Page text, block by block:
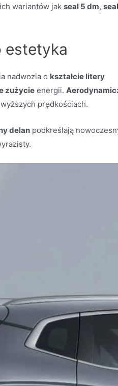
wariantów jak seal 5 dm,
estetyka
nadwozia o kształcie litery
zużycie energii.
prędkościach.
delan podkreślają